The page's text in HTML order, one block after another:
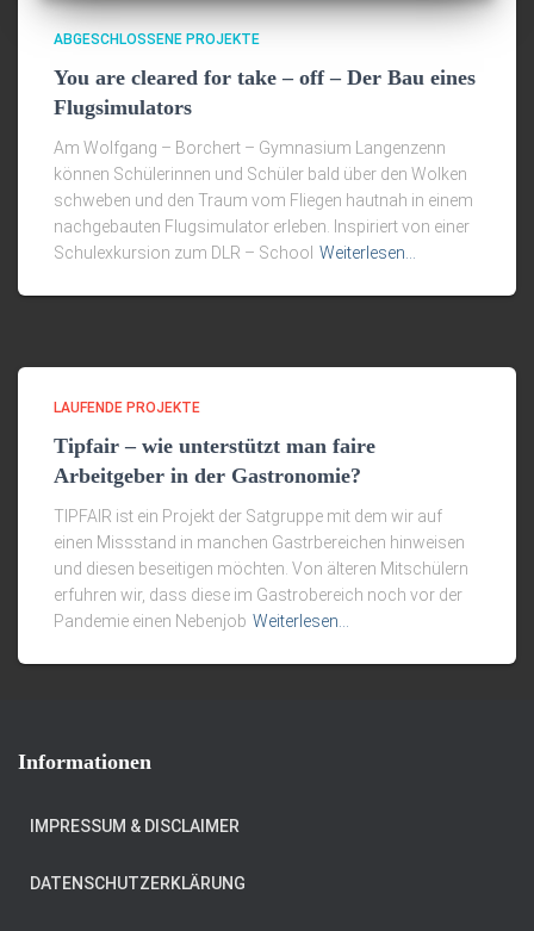
ABGESCHLOSSENE PROJEKTE
You are cleared for take – off – Der Bau eines
Flugsimulators
Am Wolfgang – Borchert – Gymnasium Langenzenn
können Schülerinnen und Schüler bald über den Wolken
schweben und den Traum vom Fliegen hautnah in einem
nachgebauten Flugsimulator erleben. Inspiriert von einer
Schulexkursion zum DLR – School Weiterlesen…
LAUFENDE PROJEKTE
Tipfair – wie unterstützt man faire
Arbeitgeber in der Gastronomie?
TIPFAIR ist ein Projekt der Satgruppe mit dem wir auf
einen Missstand in manchen Gastrbereichen hinweisen
und diesen beseitigen möchten. Von älteren Mitschülern
erfuhren wir, dass diese im Gastrobereich noch vor der
Pandemie einen Nebenjob Weiterlesen…
Informationen
IMPRESSUM & DISCLAIMER
DATENSCHUTZERKLÄRUNG